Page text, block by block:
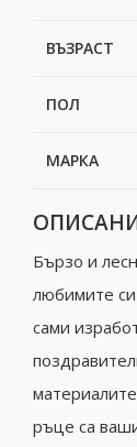
ВЪЗРАСТ
ПОЛ
МАРКА
Бързо и
любимите
сами
ръце са